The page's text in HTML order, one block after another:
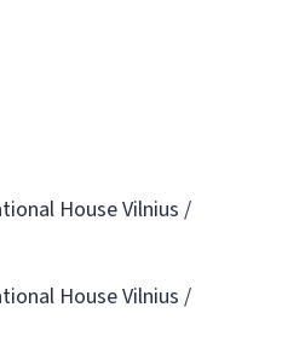
House Vilnius /
House Vilnius /